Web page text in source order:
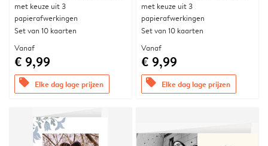
met keuze uit 3
papierafwerkingen
Set van 10 kaarten
Vanaf
€ 9,99
offers Elke dag lage prijzen
met keuze uit 3
papierafwerkingen
Set van 10 kaarten
Vanaf
€ 9,99
offers Elke dag lage prijzen